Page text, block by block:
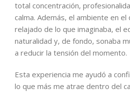
total concentración,
calma. Además, el ambiente en
relajado de lo que imaginaba, el
naturalidad y, de fondo, sonaba
a reducir la tensión del momento.
Esta experiencia me ayudó a
lo que más me atrae dentro del